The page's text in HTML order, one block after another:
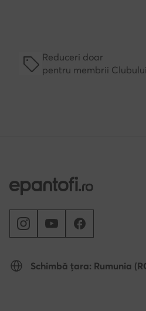
Reduceri doar
pentru membrii Clubului
Schimbă țara: Rumunia